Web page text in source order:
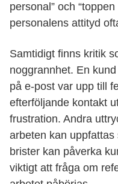
personal” och
personalens attityd
Samtidigt finns kritik
noggrannhet. En
på e-post var upp till
efterföljande kontakt
frustration. Andra
arbeten kan
brister kan påverka
viktigt att fråga om